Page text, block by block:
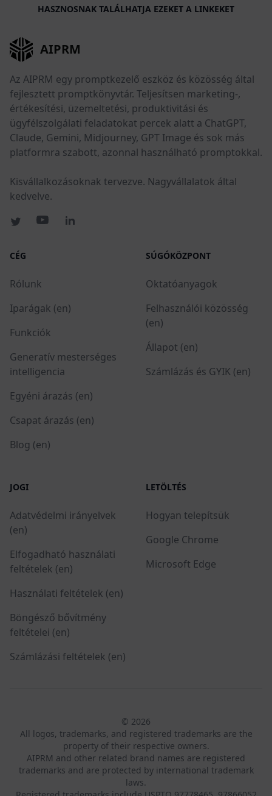
HASZNOSNAK TALÁLHATJA EZEKET A LINKEKET
AIPRM
Az AIPRM egy promptkezelő eszköz és közösség által
fejlesztett promptkönyvtár. Teljesítsen marketing-,
értékesítési, üzemeltetési, produktivitási és
ügyfélszolgálati feladatokat percek alatt a ChatGPT,
Claude, Gemini, Midjourney, GPT Image és sok más
platformra szabott, azonnal használható promptokkal.
Kisvállalkozásoknak tervezve. Nagyvállalatok által
kedvelve.
CÉG
Rólunk
Iparágak (en)
Funkciók
Generatív mesterséges
intelligencia
Egyéni árazás (en)
Csapat árazás (en)
Blog (en)
SÚGÓKÖZPONT
Oktatóanyagok
Felhasználói közösség
(en)
Állapot (en)
Számlázás és GYIK (en)
JOGI
Adatvédelmi irányelvek
(en)
Elfogadható használati
feltételek (en)
Használati feltételek (en)
Böngésző bővítmény
feltételei (en)
Számlázási feltételek (en)
LETÖLTÉS
Hogyan telepítsük
Google Chrome
Microsoft Edge
© 2026
All logos, trademarks, and registered trademarks are the
property of their respective owners.
AIPRM and other related brand names are registered
trademarks and are protected by international trademark
laws.